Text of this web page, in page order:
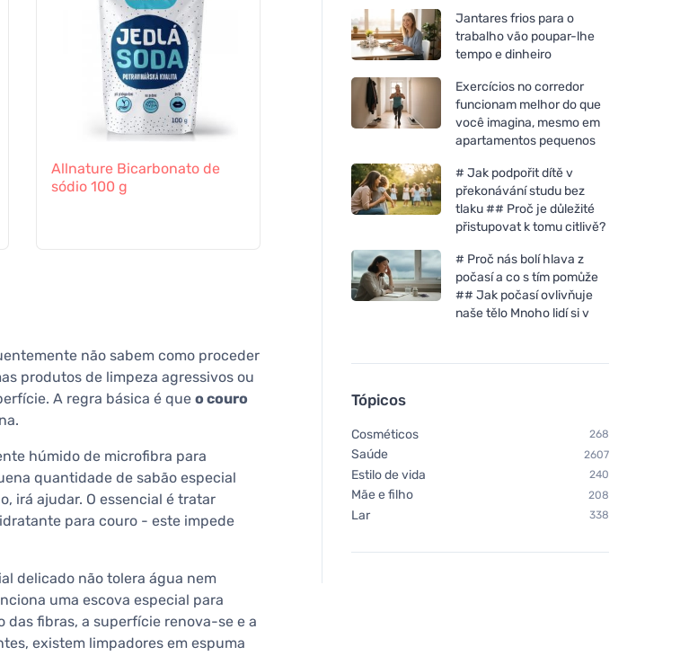
Allnature Bicarbonato de
sódio 100 g
Allnature Bicarbonato de
sódio 1000 g
Tierra Verde BIKA -
Bicarbonato de
(Bikarbona) Saco
não sabem como proceder
produtos de limpeza agressivos ou
A regra básica é que o couro
húmido de microfibra para
quantidade de sabão especial
irá ajudar. O essencial é tratar
para couro - este impede
delicado não tolera água nem
uma escova especial para
das fibras, a superfície renova-se e a
existem limpadores em espuma
Jantares frios para o
trabalho vão poupar-lhe
tempo e dinheiro
Exercícios no corredor
funcionam melhor do que
você imagina, mesmo em
apartamentos pequenos
# Jak podpořit dítě v
překonávání studu bez
tlaku ## Proč je důležité
přistupovat k tomu citlivě?
# Proč nás bolí hlava z
počasí a co s tím pomůže
## Jak počasí ovlivňuje
naše tělo Mnoho lidí si v
Tópicos
Cosméticos 268
Saúde 2607
Estilo de vida 240
Mãe e filho 208
Lar 338